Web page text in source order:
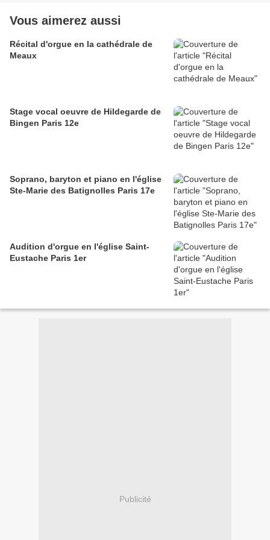
Vous aimerez aussi
Récital d'orgue en la cathédrale de
Meaux
Stage vocal oeuvre de Hildegarde de
Bingen Paris 12e
Soprano, baryton et piano en l'église
Ste-Marie des Batignolles Paris 17e
Audition d'orgue en l'église Saint-
Eustache Paris 1er
Publicité